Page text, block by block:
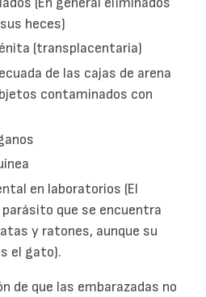
heces)
(transplacentaria)
de las cajas de arena
contaminados con
en laboratorios (El
que se encuentra
y ratones, aunque su
el gato).
de que las embarazadas no